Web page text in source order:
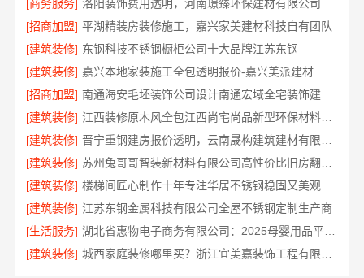
[商务服务]
[招商加盟] 平湖精装房装修施工，嘉兴家美建材科技自有团队
[建筑装修] 东钢科技不锈钢橱柜公司十大品牌江苏东钢
[建筑装修] 嘉兴本地家装施工全包透明报价-嘉兴美派建材
[招商加盟]
南通海安毛坯装饰公司设计南通宏域全宅装饰建材有限公司
[建筑装修]
江西装修原木风全包江西尚宅尚品新型环保材料有限公司
[建筑装修]
[建筑装修]
[建筑装修] 楼梯间匠心制作十年专注华居不锈钢稳固又美观
[建筑装修] 江苏东钢金属科技有限公司全屋不锈钢定制生产商
[生活服务]
湖北省惠物电子商务有限公司：2025母婴用品平台优缺点测评
[建筑装修]